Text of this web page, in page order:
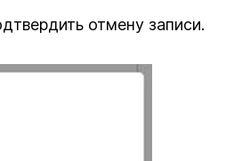
отмену записи.